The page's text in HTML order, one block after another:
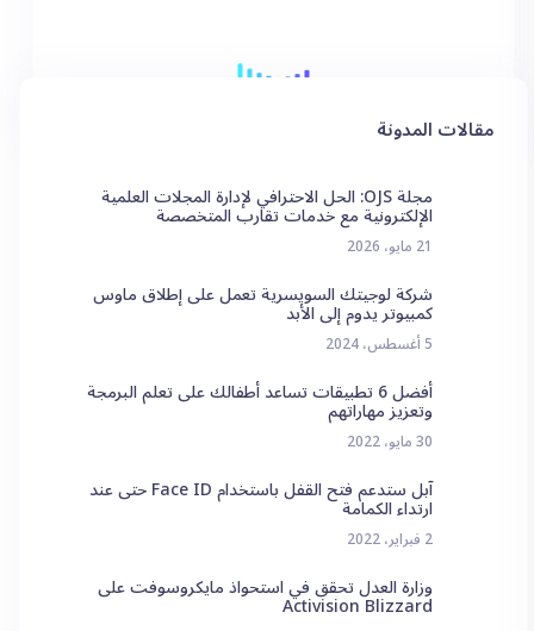
مقالات المدونة
مجلة OJS: الحل الاحترافي لإدارة المجلات العلمية
الإلكترونية مع خدمات تقارب المتخصصة
21 مايو، 2026
شركة لوجيتك السويسرية تعمل على إطلاق ماوس
كمبيوتر يدوم إلى الأبد
5 أغسطس، 2024
أفضل 6 تطبيقات تساعد أطفالك على تعلم البرمجة
وتعزيز مهاراتهم
30 مايو، 2022
آبل ستدعم فتح القفل باستخدام Face ID حتى عند
ارتداء الكمامة
2 فبراير، 2022
وزارة العدل تحقق في استحواذ مايكروسوفت على
Activision Blizzard